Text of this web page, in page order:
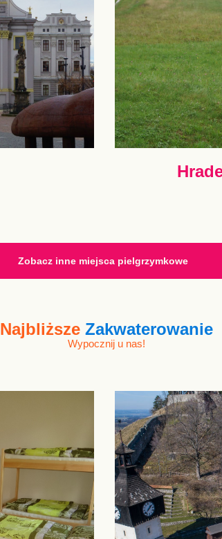
Zobacz inne miejsca pielgrzymkowe
NajbliższeZakwaterowanie
Wypocznij u nas!